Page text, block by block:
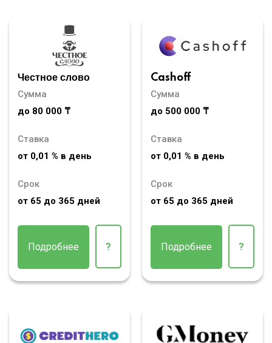
Честное слово
Сумма
до 80 000 ₸
Ставка
от 0,01 % в день
Срок
от 65 до 365 дней
Подробнее ?
Cashoff
Сумма
до 500 000 ₸
Ставка
от 0,01 % в день
Срок
от 65 до 365 дней
Подробнее ?